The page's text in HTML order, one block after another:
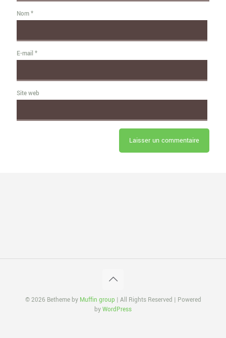
Nom*
E-mail *
Site web
© 2026 Betheme by Muffin group | All Rights Reserved | Powered
byWordPress